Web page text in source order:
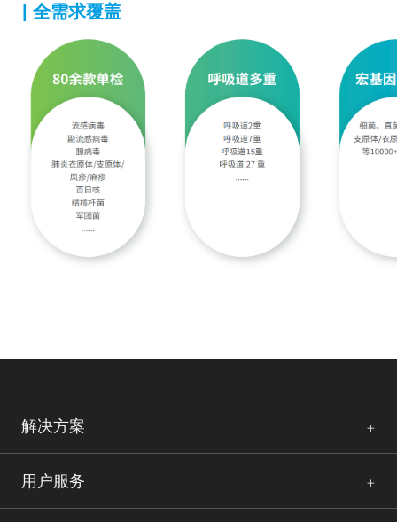
| 全需求覆盖
解决方案
用户服务